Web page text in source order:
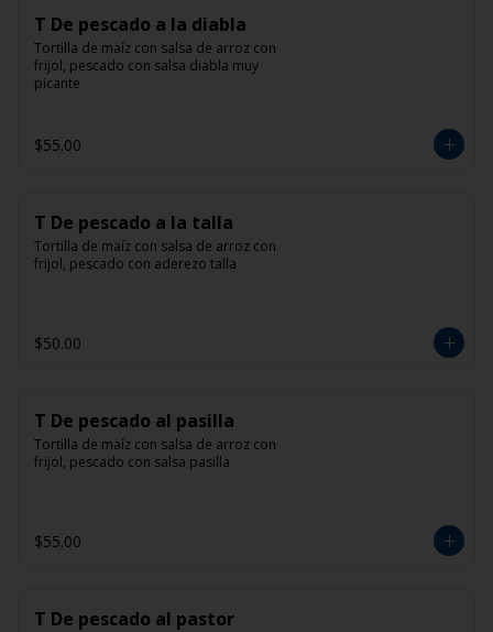
T De pescado a la diabla
Tortilla de maíz con salsa de arroz con
frijol, pescado con salsa diabla muy
picante
$55.00
T De pescado a la talla
Tortilla de maíz con salsa de arroz con
frijol, pescado con aderezo talla
$50.00
T De pescado al pasilla
Tortilla de maíz con salsa de arroz con
frijol, pescado con salsa pasilla
$55.00
T De pescado al pastor